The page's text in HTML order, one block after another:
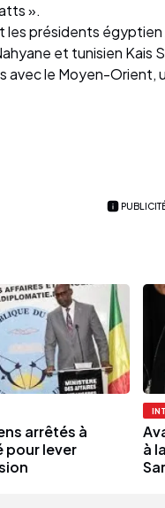
».
les présidents
et tunisien Kais
avec le Moyen-Orient,
arrêtés à
pour lever
à